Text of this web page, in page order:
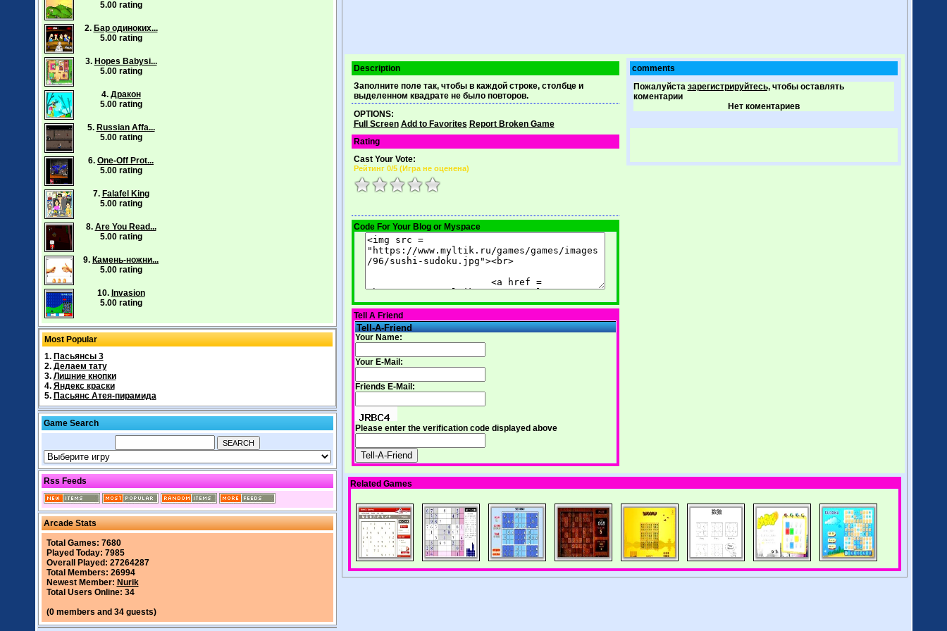
5.00 rating
2. Бар одиноких...
5.00 rating
3. Hopes Babysi...
5.00 rating
4. Дракон
5.00 rating
5. Russian Affa...
5.00 rating
6. One-Off Prot...
5.00 rating
7. Falafel King
5.00 rating
8. Are You Read...
5.00 rating
9. Камень-ножни...
5.00 rating
10. Invasion
5.00 rating
Most Popular
1. Пасьянсы 3
2. Делаем тату
3. Лишние кнопки
4. Яндекс краски
5. Пасьянс Атея-пирамида
Game Search
Rss Feeds
Arcade Stats
Total Games: 7680
Played Today: 7985
Overall Played: 27264287
Total Members: 26994
Newest Member: Nurik
Total Users Online: 34
(0 members and 34 guests)
Description
Заполните поле так, чтобы в каждой строке, столбце и
выделенном квадрате не было повторов.
OPTIONS:
Full Screen Add to Favorites Report Broken Game
Rating
Cast Your Vote:
Рейтинг 0/5 (Игра не оценена)
Code For Your Blog or Myspace
Tell A Friend
Tell-A-Friend
Your Name:
Your E-Mail:
Friends E-Mail:
Please enter the verification code displayed above
comments
Пожалуйста зарегистрируйтесь,чтобы оставлять
коментарии
Нет коментариев
Related Games